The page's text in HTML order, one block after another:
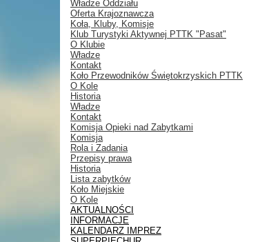
Władze Oddziału
Oferta Krajoznawcza
Koła, Kluby, Komisje
Klub Turystyki Aktywnej PTTK "Pasat"
O Klubie
Władze
Kontakt
Koło Przewodników Świętokrzyskich PTTK
O Kole
Historia
Władze
Kontakt
Komisja Opieki nad Zabytkami
Komisja
Rola i Zadania
Przepisy prawa
Historia
Lista zabytków
Koło Miejskie
O Kole
AKTUALNOŚCI
INFORMACJE
KALENDARZ IMPREZ